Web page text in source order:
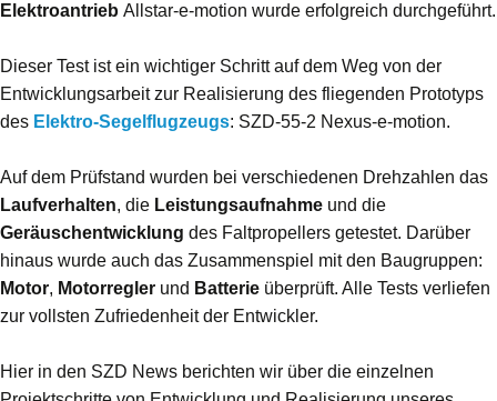
Elektroantrieb Allstar-e-motion wurde erfolgreich durchgeführt.
Dieser Test ist ein wichtiger Schritt auf dem Weg von der
Entwicklungsarbeit zur Realisierung des fliegenden Prototyps
des Elektro-Segelflugzeugs: SZD-55-2 Nexus-e-motion.
Auf dem Prüfstand wurden bei verschiedenen Drehzahlen das
Laufverhalten, die Leistungsaufnahme und die
Geräuschentwicklung des Faltpropellers getestet. Darüber
hinaus wurde auch das Zusammenspiel mit den Baugruppen:
Motor, Motorregler und Batterie überprüft. Alle Tests verliefen
zur vollsten Zufriedenheit der Entwickler.
Hier in den SZD News berichten wir über die einzelnen